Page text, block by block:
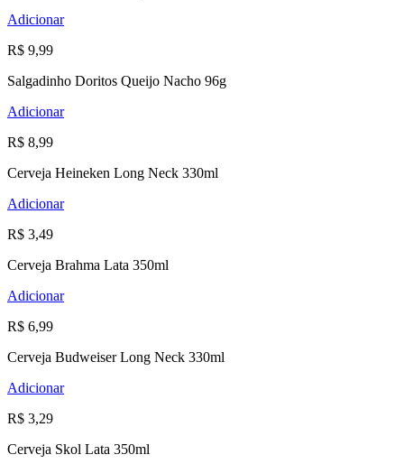
Adicionar
R$ 9,99
Salgadinho Doritos Queijo Nacho 96g
Adicionar
R$ 8,99
Cerveja Heineken Long Neck 330ml
Adicionar
R$ 3,49
Cerveja Brahma Lata 350ml
Adicionar
R$ 6,99
Cerveja Budweiser Long Neck 330ml
Adicionar
R$ 3,29
Cerveja Skol Lata 350ml